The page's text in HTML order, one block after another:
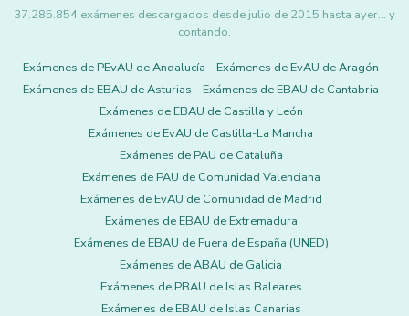
37.285.854 exámenes descargados desde julio de 2015 hasta ayer... y
contando.
Exámenes de PEvAU de Andalucía
Exámenes de EvAU de Aragón
Exámenes de EBAU de Asturias
Exámenes de EBAU de Cantabria
Exámenes de EBAU de Castilla y León
Exámenes de EvAU de Castilla-La Mancha
Exámenes de PAU de Cataluña
Exámenes de PAU de Comunidad Valenciana
Exámenes de EvAU de Comunidad de Madrid
Exámenes de EBAU de Extremadura
Exámenes de EBAU de Fuera de España (UNED)
Exámenes de ABAU de Galicia
Exámenes de PBAU de Islas Baleares
Exámenes de EBAU de Islas Canarias